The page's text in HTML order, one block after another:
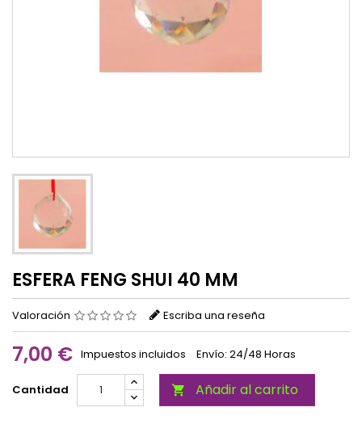
ESFERA FENG SHUI 40 MM
Valoración Escriba una reseña
7,00 € Impuestos incluidos Envío: 24/48 Horas
Cantidad  Añadir al carrito